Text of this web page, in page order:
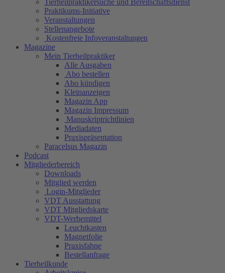
Tierheilpraktikersuche und Bereitschaftsdienst
Praktikums-Initiative
Veranstaltungen
Stellenangebote
Kostenfreie Infoveranstaltungen
Magazine
Mein Tierheilpraktiker
Alle Ausgaben
Abo bestellen
Abo kündigen
Kleinanzeigen
Magazin App
Magazin Impressum
Manuskriptrichtlinien
Mediadaten
Praxispräsentation
Paracelsus Magazin
Podcast
Mitgliederbereich
Downloads
Mitglied werden
Login-Mitglieder
VDT Ausstattung
VDT Mitgliedskarte
VDT-Werbemittel
Leuchtkasten
Magnetfolie
Praxisfahne
Bestellanfrage
Tierheilkunde